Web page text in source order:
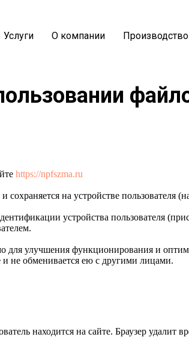
Услуги О компании Производство
https://npfszma.ru
на устройстве пользователя
устройства пользователя
для улучшения функционирования и
не обменивается ею с другими лицами.
находится на сайте. Браузер удалит